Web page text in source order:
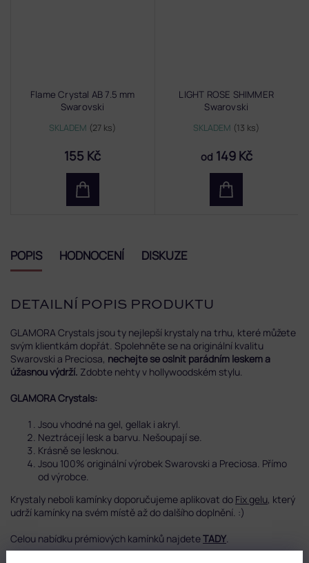
Flame Crystal AB 7.5 mm
Swarovski
SKLADEM (27 ks)
155 Kč
LIGHT ROSE SHIMMER
Swarovski
SKLADEM (13 ks)
od 149 Kč
POPIS HODNOCENÍ DISKUZE
DETAILNÍ POPIS PRODUKTU
GLAMORA Crystals jsou ty nejlepší krystaly na trhu, které můžete
svým klientkám dopřát. Spolehněte se na originální kvalitu
Swarovski a Preciosa, nechejte se oslnit parádním leskem a
úžasnou výdrží. Zdobte nehty v hollywoodském stylu.
GLAMORA Crystals:
Jsou vhodné na gel, gellak i akryl.
Neztrácejí lesk a barvu. Nešoupají se.
Krásně se lesknou.
Jsou 100% originální výrobek Swarovski a Preciosa. Přímo
od výrobce.
Krystaly neboli kamínky doporučujeme aplikovat do Fix gelu, který
udrží kamínky na svém místě až do dalšího doplnění. :)
Celou nabídku prémiových kamínků najdeteTADY.